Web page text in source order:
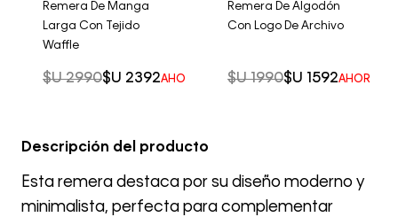
Remera De Manga
Larga Con Tejido
Waffle
$U 2990$U 2392AHORRO DEL20%
Remera De Algodón
Con Logo De Archivo
$U 1990$U 1592AHORRO
Descripción del producto
Esta remera destaca por su diseño moderno y
minimalista, perfecta para complementar